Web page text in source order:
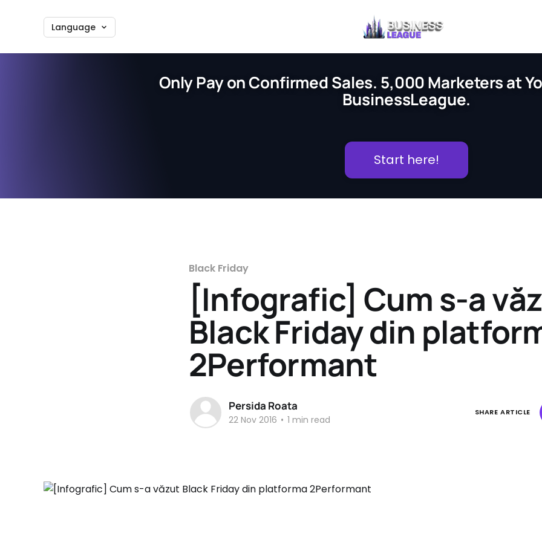
Language
Only Pay on Confirmed Sales. 5,000 Marketers at
BusinessLeague.
Start here!
Black Friday
[Infografic] Cum s-a
Black Friday din
2Performant
Persida Roata
22 Nov 2016 • 1 min read
SHARE ARTICLE